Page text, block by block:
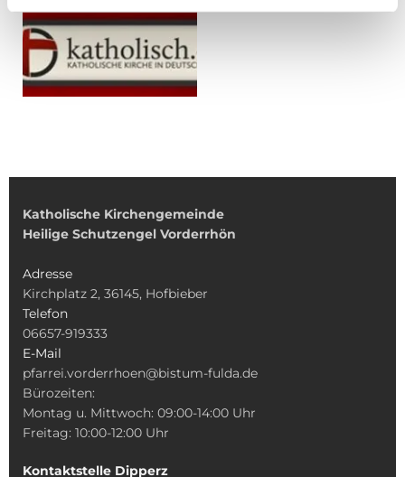
Katholische Kirchengemeinde
Heilige Schutzengel Vorderrhön
Adresse
Kirchplatz 2, 36145, Hofbieber
Telefon
06657-919333
E-Mail
pfarrei.vorderrhoen@bistum-fulda.de
Bürozeiten:
Montag u. Mittwoch: 09:00-14:00 Uhr
Freitag: 10:00-12:00 Uhr
Kontaktstelle Dipperz